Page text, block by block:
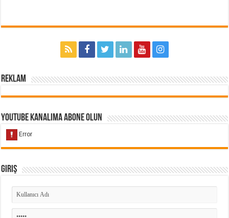
Reklam
Youtube Kanalıma Abone Olun
Giriş